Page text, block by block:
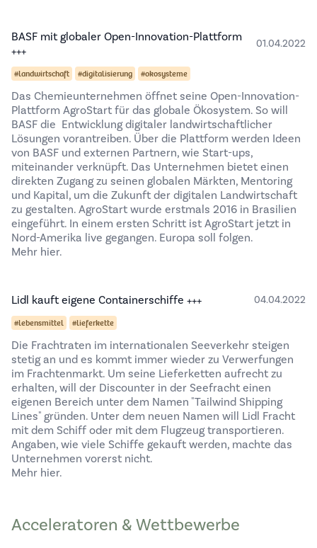
BASF mit globaler Open-Innovation-Plattform
+++
01.04.2022
#landwirtschaft #digitalisierung #okosysteme
Das Chemieunternehmen öffnet seine Open-Innovation-
Plattform AgroStart für das globale Ökosystem. So will
BASF die Entwicklung digitaler landwirtschaftlicher
Lösungen vorantreiben. Über die Plattform werden Ideen
von BASF und externen Partnern, wie Start-ups,
miteinander verknüpft. Das Unternehmen bietet einen
direkten Zugang zu seinen globalen Märkten, Mentoring
und Kapital, um die Zukunft der digitalen Landwirtschaft
zu gestalten. AgroStart wurde erstmals 2016 in Brasilien
eingeführt. In einem ersten Schritt ist AgroStart jetzt in
Nord-Amerika live gegangen. Europa soll folgen.
Mehr hier.
Lidl kauft eigene Containerschiffe +++ 04.04.2022
#lebensmittel #lieferkette
Die Frachtraten im internationalen Seeverkehr steigen
stetig an und es kommt immer wieder zu Verwerfungen
im Frachtenmarkt. Um seine Lieferketten aufrecht zu
erhalten, will der Discounter in der Seefracht einen
eigenen Bereich unter dem Namen "Tailwind Shipping
Lines" gründen. Unter dem neuen Namen will Lidl Fracht
mit dem Schiff oder mit dem Flugzeug transportieren.
Angaben, wie viele Schiffe gekauft werden, machte das
Unternehmen vorerst nicht.
Mehr hier.
Acceleratoren & Wettbewerbe